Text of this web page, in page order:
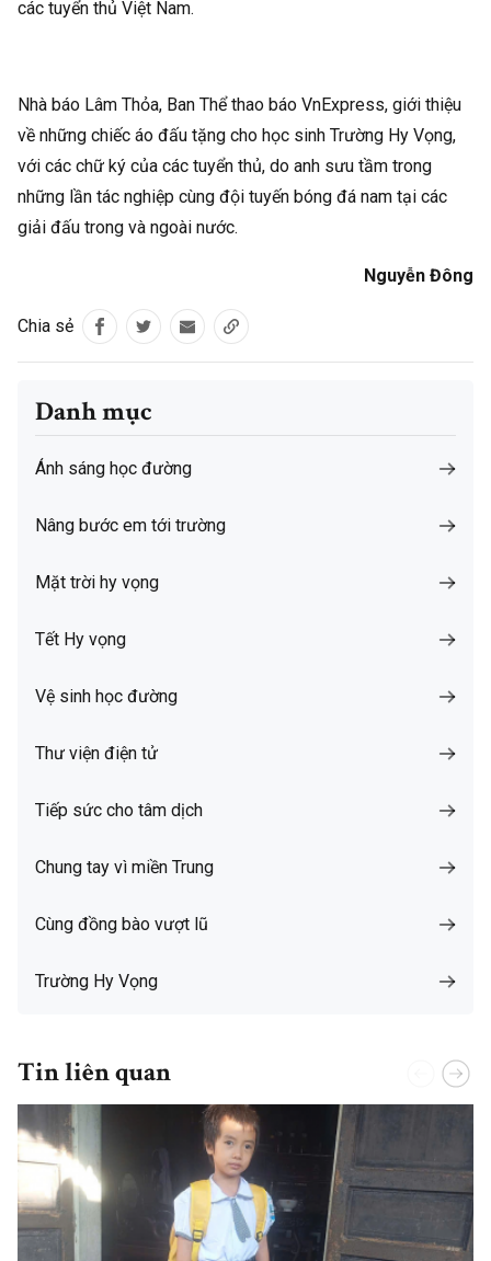
các tuyển thủ Việt Nam.
Nhà báo Lâm Thỏa, Ban Thể thao báo VnExpress, giới thiệu
về những chiếc áo đấu tặng cho học sinh Trường Hy Vọng,
với các chữ ký của các tuyển thủ, do anh sưu tầm trong
những lần tác nghiệp cùng đội tuyến bóng đá nam tại các
giải đấu trong và ngoài nước.
Nguyễn Đông
Chia sẻ
Danh mục
Ánh sáng học đường
Nâng bước em tới trường
Mặt trời hy vọng
Tết Hy vọng
Vệ sinh học đường
Thư viện điện tử
Tiếp sức cho tâm dịch
Chung tay vì miền Trung
Cùng đồng bào vượt lũ
Trường Hy Vọng
Tin liên quan